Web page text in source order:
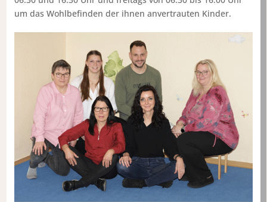
um das Wohlbefinden der ihnen anvertrauten Kinder.